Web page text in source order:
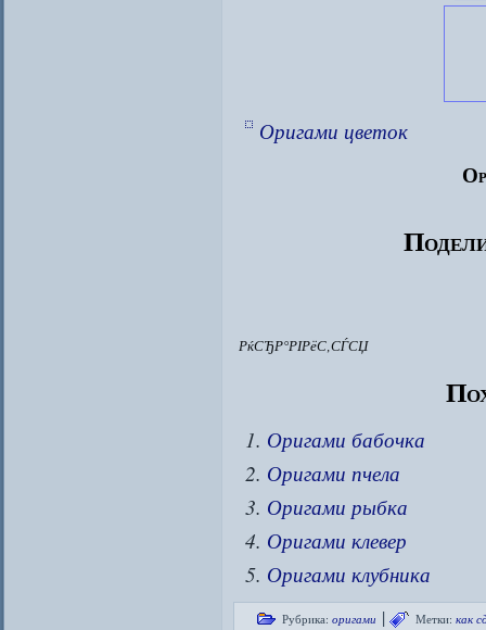
Оригами цветок
РќСЂР°РІРёС‚СЃСЏ
Оригами бабочка
Оригами пчела
Оригами рыбка
Оригами клевер
Оригами клубника
Рубрика: оригами | Метки: как